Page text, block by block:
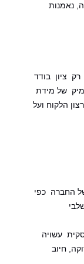
נאמנות
ציון בודד
של מידת
הלקוח ועל
החברה כפי
עשויה
חיוב